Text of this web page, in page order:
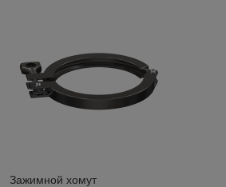
Зажимной хомут